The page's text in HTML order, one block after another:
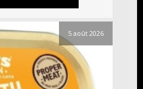
5 août 2026